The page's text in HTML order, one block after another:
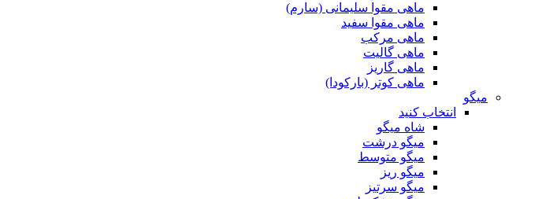
ماهی مقوا سلیمانی (سارم)
ماهی مقوا سفید
ماهی مرکب
ماهی گالیت
ماهی گاریز
ماهی کوتر (بارکودا)
میگو
انتخاب کنید
شاه میگو
میگو درشت
میگو متوسط
میگو ریز
میگو سرتیز